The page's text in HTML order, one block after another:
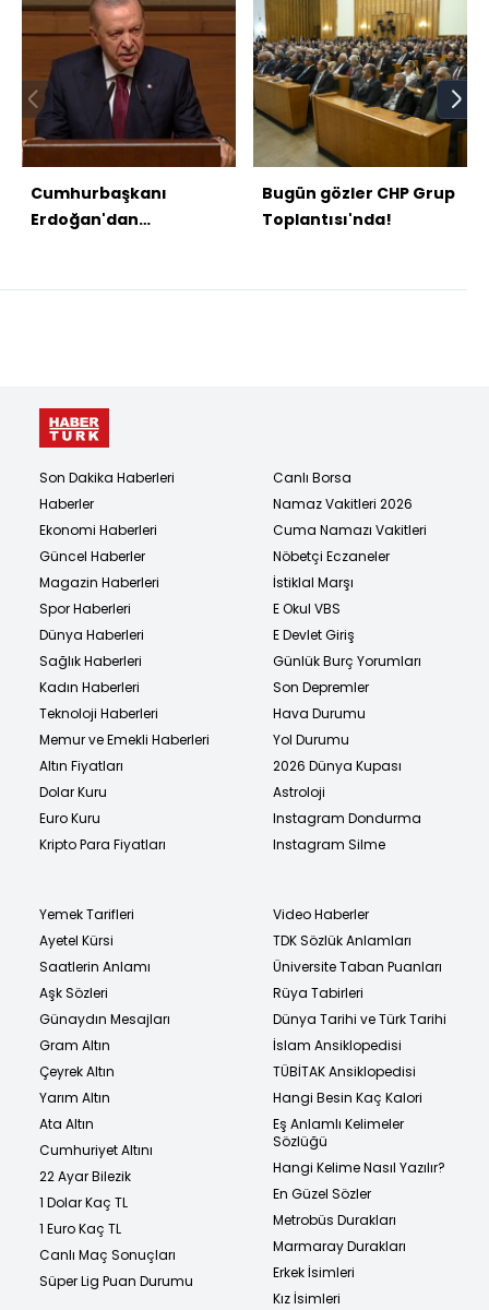
Cumhurbaşkanı
Erdoğan'dan
Bugün gözler CHP Grup
Toplantısı'nda!
Son Dakika Haberleri
Haberler
Ekonomi Haberleri
Güncel Haberler
Magazin Haberleri
Spor Haberleri
Dünya Haberleri
Sağlık Haberleri
Kadın Haberleri
Teknoloji Haberleri
Memur ve Emekli Haberleri
Altın Fiyatları
Dolar Kuru
Euro Kuru
Kripto Para Fiyatları
Canlı Borsa
Namaz Vakitleri 2026
Cuma Namazı Vakitleri
Nöbetçi Eczaneler
İstiklal Marşı
E Okul VBS
E Devlet Giriş
Günlük Burç Yorumları
Son Depremler
Hava Durumu
Yol Durumu
2026 Dünya Kupası
Astroloji
Instagram Dondurma
Instagram Silme
Yemek Tarifleri
Ayetel Kürsi
Saatlerin Anlamı
Aşk Sözleri
Günaydın Mesajları
Gram Altın
Çeyrek Altın
Yarım Altın
Ata Altın
Cumhuriyet Altını
22 Ayar Bilezik
1 Dolar Kaç TL
1 Euro Kaç TL
Canlı Maç Sonuçları
Süper Lig Puan Durumu
Video Haberler
TDK Sözlük Anlamları
Üniversite Taban Puanları
Rüya Tabirleri
Dünya Tarihi ve Türk Tarihi
İslam Ansiklopedisi
TÜBİTAK Ansiklopedisi
Hangi Besin Kaç Kalori
Eş Anlamlı Kelimeler
Sözlüğü
Hangi Kelime Nasıl Yazılır?
En Güzel Sözler
Metrobüs Durakları
Marmaray Durakları
Erkek İsimleri
Kız İsimleri